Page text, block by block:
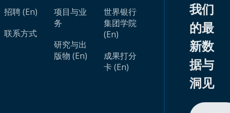
招聘 (En)
联系方式
项目与业
务
研究与出
版物 (En)
世界银行
集团学院
(En)
成果打分
卡 (En)
我们
的最
新数
据与
洞见